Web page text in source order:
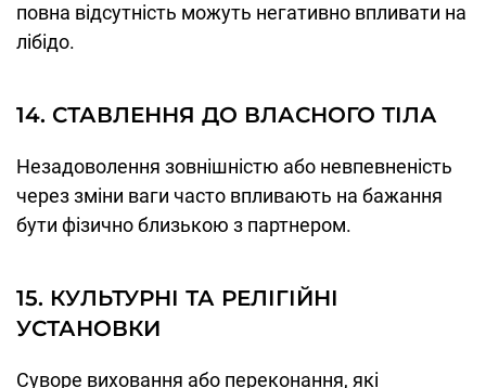
повна відсутність можуть негативно впливати на
лібідо.
14. СТАВЛЕННЯ ДО ВЛАСНОГО ТІЛА
Незадоволення зовнішністю або невпевненість
через зміни ваги часто впливають на бажання
бути фізично близькою з партнером.
15. КУЛЬТУРНІ ТА РЕЛІГІЙНІ
УСТАНОВКИ
Суворе виховання або переконання, які